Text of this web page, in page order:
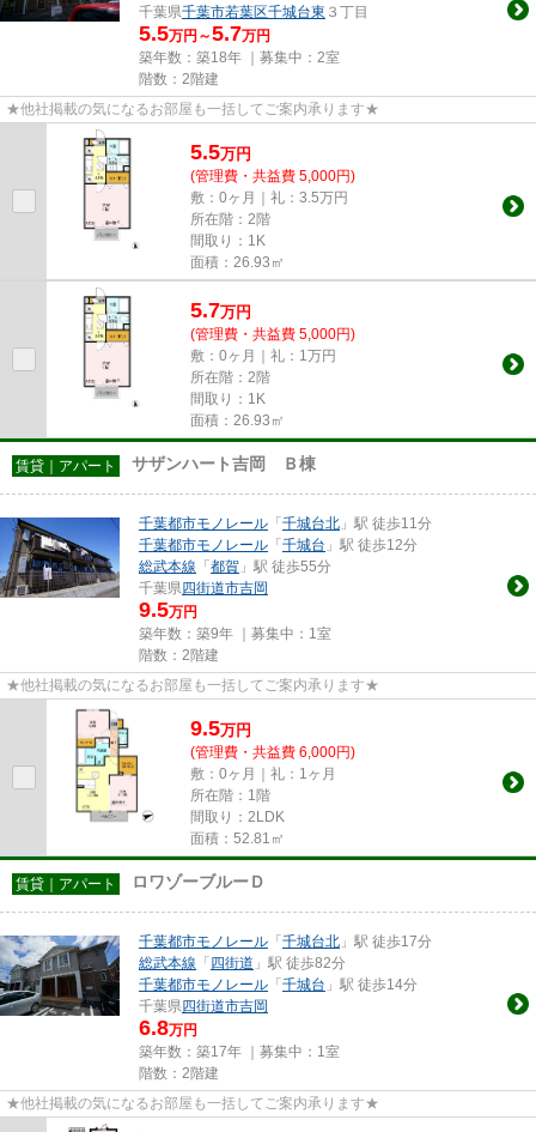
千葉県千葉市若葉区千城台東 ３丁目
5.5万円～5.7万円
築年数：築18年 ｜募集中： 2室
階数：2階建
★他社掲載の気になるお部屋も一括してご案内承ります★
5.5万円
(管理費・共益費 5,000円)
敷：0ヶ月｜礼：3.5万円
所在階：2階
間取り：1K
面積：26.93㎡
5.7万円
(管理費・共益費 5,000円)
敷：0ヶ月｜礼：1万円
所在階：2階
間取り：1K
面積：26.93㎡
賃貸｜アパート サザンハート吉岡 Ｂ棟
千葉都市モノレール 「 千城台北 」駅 徒歩11分
千葉都市モノレール 「 千城台 」駅 徒歩12分
総武本線 「 都賀 」駅 徒歩55分
千葉県四街道市吉岡
9.5万円
築年数：築9年 ｜募集中： 1室
階数：2階建
★他社掲載の気になるお部屋も一括してご案内承ります★
9.5万円
(管理費・共益費 6,000円)
敷：0ヶ月｜礼：1ヶ月
所在階：1階
間取り：2LDK
面積：52.81㎡
賃貸｜アパート ロワゾーブルーＤ
千葉都市モノレール 「 千城台北 」駅 徒歩17分
総武本線 「 四街道 」駅 徒歩82分
千葉都市モノレール 「 千城台 」駅 徒歩14分
千葉県四街道市吉岡
6.8万円
築年数：築17年 ｜募集中： 1室
階数：2階建
★他社掲載の気になるお部屋も一括してご案内承ります★